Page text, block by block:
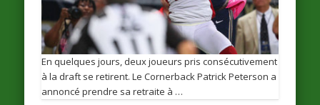
En quelques jours, deux joueurs pris consécutivement
à la draft se retirent. Le Cornerback Patrick Peterson a
annoncé prendre sa retraite à …